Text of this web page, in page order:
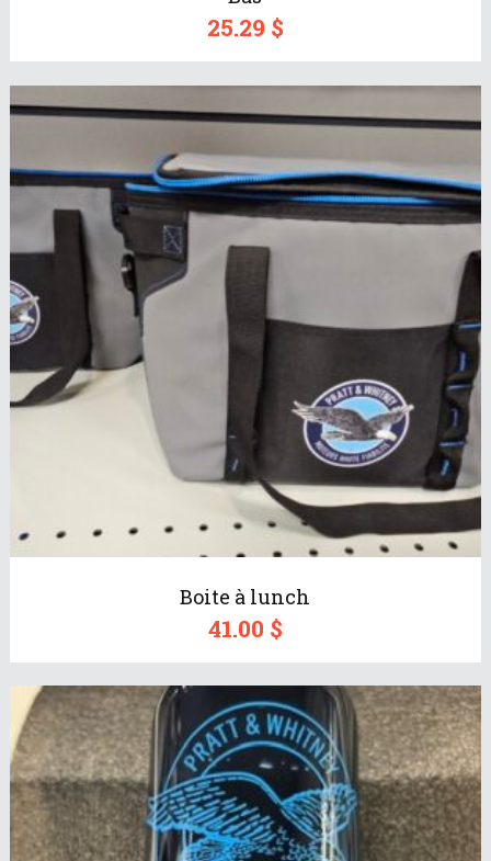
25.29 $
Boite à lunch
41.00 $